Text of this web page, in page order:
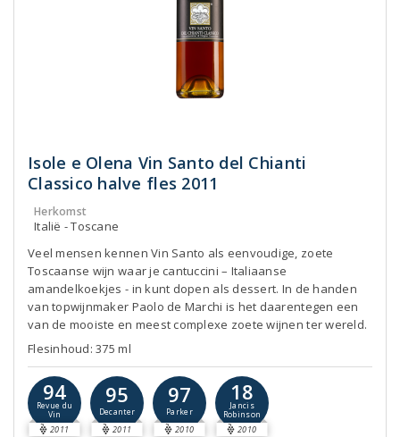
Isole e Olena Vin Santo del Chianti
Classico halve fles 2011
Herkomst
Italië - Toscane
Veel mensen kennen Vin Santo als eenvoudige, zoete
Toscaanse wijn waar je cantuccini – Italiaanse
amandelkoekjes - in kunt dopen als dessert. In de handen
van topwijnmaker Paolo de Marchi is het daarentegen een
van de mooiste en meest complexe zoete wijnen ter wereld.
Flesinhoud: 375 ml
94
Revue du
Vin
2011
95
Decanter
2011
97
Parker
2010
18
Jancis
Robinson
2010